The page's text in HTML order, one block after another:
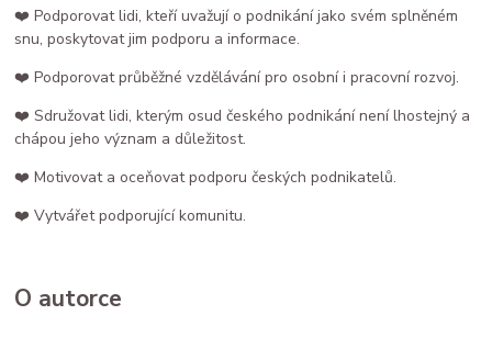
❤️ Podporovat lidi, kteří uvažují o podnikání jako svém splněném
snu, poskytovat jim podporu a informace.
❤️ Podporovat průběžné vzdělávání pro osobní i pracovní rozvoj.
❤️ Sdružovat lidi, kterým osud českého podnikání není lhostejný a
chápou jeho význam a důležitost.
❤️ Motivovat a oceňovat podporu českých podnikatelů.
❤️ Vytvářet podporující komunitu.
O autorce